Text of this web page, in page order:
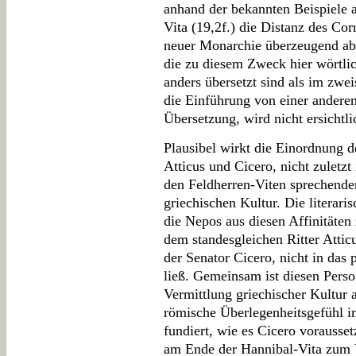
anhand der bekannten
Vita (19,2f.) die Distanz des
neuer Monarchie überzeugend
die zu diesem Zweck hier
anders übersetzt sind als im
die Einführung von einer
Übersetzung, wird nicht
Plausibel wirkt die Einordnung
Atticus und Cicero, nicht zuletzt
den Feldherren-Viten
griechischen Kultur. Die
die Nepos aus diesen
dem standesgleichen Ritter
der Senator Cicero, nicht in das
ließ. Gemeinsam ist diesen
Vermittlung griechischer Kultur
römische Überlegenheitsgefühl
fundiert, wie es Cicero
am Ende der Hannibal-Vita